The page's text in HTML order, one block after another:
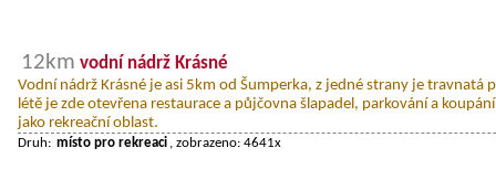
12km vodní nádrž Krásné
Vodní nádrž Krásné je asi 5km od Šumperka, z jedné strany je travnatá
létě je zde otevřena restaurace a půjčovna šlapadel, parkování a
jako rekreační oblast.
Druh: místo pro rekreaci , zobrazeno: 4641x